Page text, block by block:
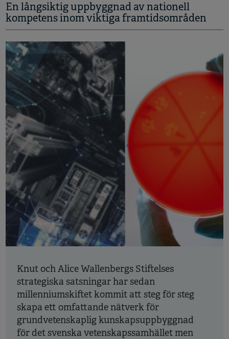
En långsiktig uppbyggnad av nationell
kompetens inom viktiga framtidsområden
Knut och Alice Wallenbergs Stiftelses
strategiska satsningar har sedan
millenniumskiftet kommit att steg för steg
skapa ett omfattande nätverk för
grundvetenskaplig kunskapsuppbyggnad
för det svenska vetenskapssamhället men